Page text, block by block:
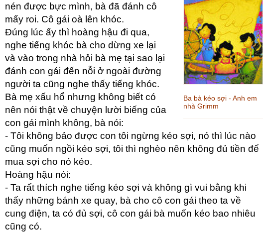
Ba bà kéo sợi - Anh em
nhà Grimm
nén được bực mình, bà đã đánh cô
mấy roi. Cô gái oà lên khóc.
Đúng lúc ấy thì hoàng hậu đi qua,
nghe tiếng khóc bà cho dừng xe lại
và vào trong nhà hỏi bà mẹ tại sao lại
đánh con gái đến nỗi ở ngoài đường
người ta cũng nghe thấy tiếng khóc.
Bà mẹ xấu hổ nhưng không biết có
nên nói thật về chuyện lười biếng của
con gái mình không, bà nói:
- Tôi không bảo được con tôi ngừng kéo sợi, nó thì lúc nào
cũng muốn ngồi kéo sợi, tôi thì nghèo nên không đủ tiền để
mua sợi cho nó kéo.
Hoàng hậu nói:
- Ta rất thích nghe tiếng kéo sợi và không gì vui bằng khi
thấy những bánh xe quay, bà cho cô con gái theo ta về
cung điện, ta có đủ sợi, cô con gái bà muốn kéo bao nhiêu
cũng có.